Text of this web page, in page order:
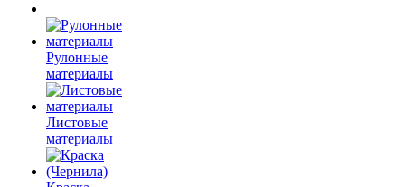
Рулонные
материалы
Листовые
материалы